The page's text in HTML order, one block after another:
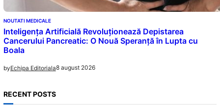
NOUTATI MEDICALE
Inteligența Artificială Revoluționează Depistarea
Cancerului Pancreatic: O Nouă Speranță în Lupta cu
Boala
byEchipa Editoriala8 august 2026
RECENT POSTS